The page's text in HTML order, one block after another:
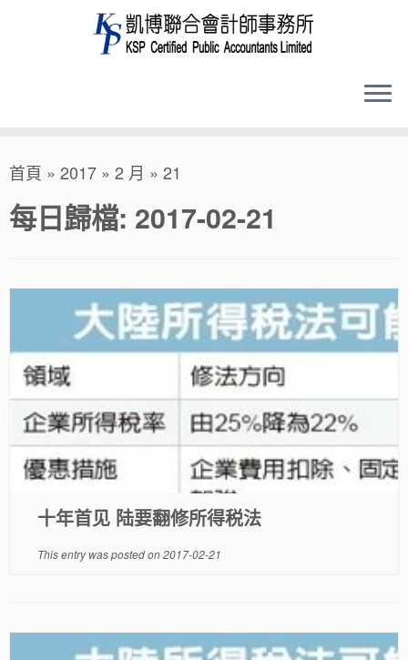
to
content
首頁 » 2017 » 2 月 » 21
每日歸檔: 2017-02-21
十年首见 陆要翻修所得税法
This entry was posted on2017-02-21